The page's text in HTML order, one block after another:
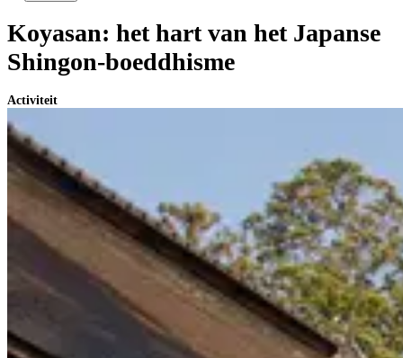
Koyasan: het hart van het Japanse
Shingon-boeddhisme
Activiteit